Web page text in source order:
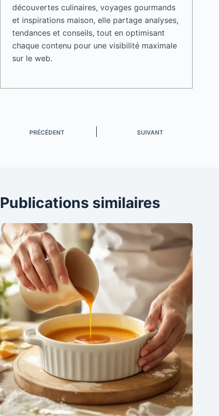
découvertes culinaires, voyages gourmands
et inspirations maison, elle partage analyses,
tendances et conseils, tout en optimisant
chaque contenu pour une visibilité maximale
sur le web.
PRÉCÉDENT SUIVANT
Publications similaires